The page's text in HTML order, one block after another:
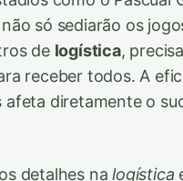
só sediarão os
de logística,
receber todos. A
afeta diretamente o
detalhes nalogística